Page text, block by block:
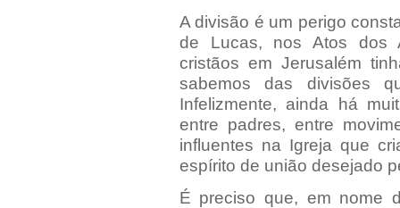
A divisão é um perigo
de Lucas, nos Atos dos
cristãos em Jerusalém
sabemos das divisões
Infelizmente, ainda há
entre padres, entre
influentes na Igreja que
espírito de união desejado
É preciso que, em nome